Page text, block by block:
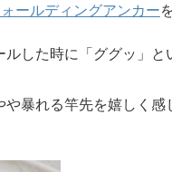
ールディングアンカー
した時に「ググッ」
暴れる竿先を嬉しく感